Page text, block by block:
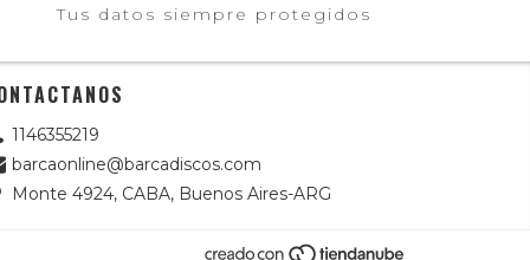
Tus datos siempre protegidos
1146355219
barcaonline@barcadiscos.com
Monte 4924, CABA, Buenos Aires-ARG